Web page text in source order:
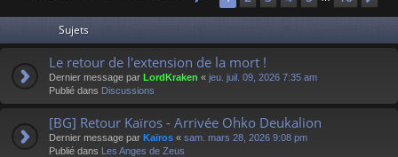
e
Sujets
Le retour de l'extension de la mort !
Dernier message par LordKraken « jeu. juil. 09, 2026 7:35 am
Publié dans Discussions
[BG] Retour Kaïros - Arrivée Ohko Deukalion
Dernier message par Kaïros « sam. mars 28, 2026 9:08 pm
Publié dans Les Anges de Zeus